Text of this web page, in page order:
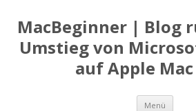
MacBeginner | Blog
Umstieg von
auf Apple Mac
Menü Zum